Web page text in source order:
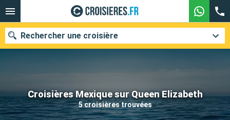
Croisières Mexique sur Queen Elizabeth
5 croisières trouvées
Rechercher une croisière
Nos destinations
Mois de départ